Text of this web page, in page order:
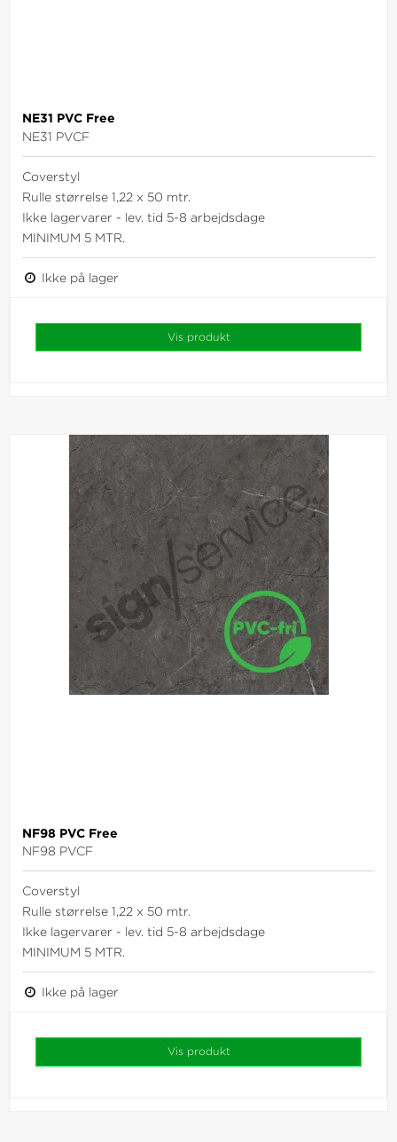
NE31 PVC Free
NE31 PVCF
Coverstyl
Rulle størrelse 1,22 x 50 mtr.
Ikke lagervarer - lev. tid 5-8 arbejdsdage
MINIMUM 5 MTR.
Ikke på lager
Vis produkt
NF98 PVC Free
NF98 PVCF
Coverstyl
Rulle størrelse 1,22 x 50 mtr.
Ikke lagervarer - lev. tid 5-8 arbejdsdage
MINIMUM 5 MTR.
Ikke på lager
Vis produkt